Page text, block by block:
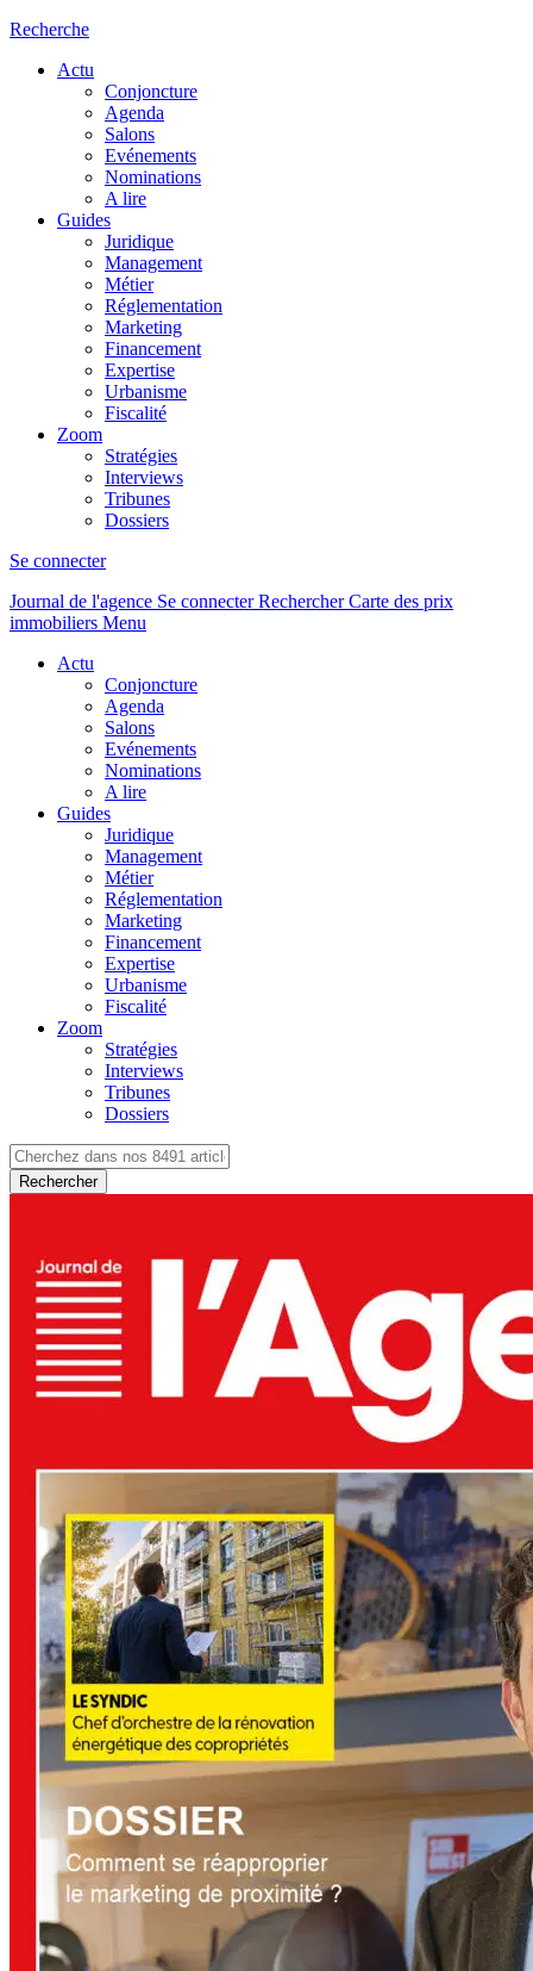
Recherche
Actu
Conjoncture
Agenda
Salons
Evénements
Nominations
A lire
Guides
Juridique
Management
Métier
Réglementation
Marketing
Financement
Expertise
Urbanisme
Fiscalité
Zoom
Stratégies
Interviews
Tribunes
Dossiers
Se connecter
Journal de l'agence Se connecterRechercher Carte des prix
immobiliers Menu
Actu
Conjoncture
Agenda
Salons
Evénements
Nominations
A lire
Guides
Juridique
Management
Métier
Réglementation
Marketing
Financement
Expertise
Urbanisme
Fiscalité
Zoom
Stratégies
Interviews
Tribunes
Dossiers
Rechercher